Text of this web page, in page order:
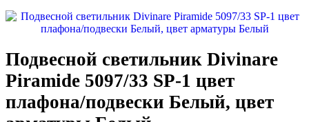
Подвесной светильник Divinare
Piramide 5097/33 SP-1 цвет
плафона/подвески Белый, цвет